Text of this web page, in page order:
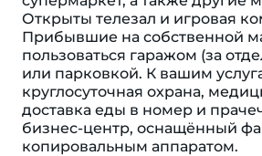
Открыты телезал и игровая
Прибывшие на собственной
пользоваться гаражом (за
или парковкой. К вашим
круглосуточная охрана,
доставка еды в номер и
бизнес-центр, оснащённый
копировальным аппаратом.